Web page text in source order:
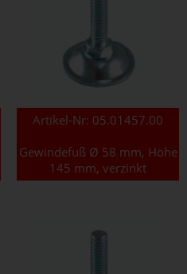
Artikel-Nr: 05.01457.00
Gewindefuß Ø 58 mm, Höhe
145 mm, verzinkt